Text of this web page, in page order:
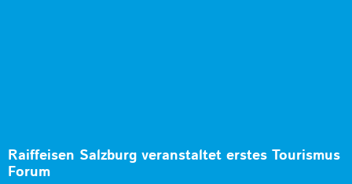
Raiffeisen Salzburg veranstaltet erstes Tourismus
Forum